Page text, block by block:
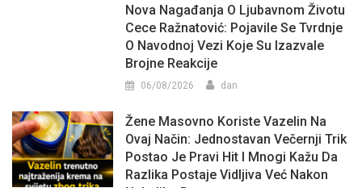
Nova Nagađanja O Ljubavnom Životu
Cece Ražnatović: Pojavile Se Tvrdnje
O Navodnoj Vezi Koje Su Izazvale
Brojne Reakcije
06/08/2026 dan
Žene Masovno Koriste Vazelin Na
Ovaj Način: Jednostavan Večernji Trik
Postao Je Pravi Hit I Mnogi Kažu Da
Razlika Postaje Vidljiva Već Nakon